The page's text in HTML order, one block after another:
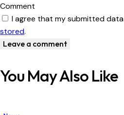
Comment
I agree that my submitted
stored.
You May Also Like